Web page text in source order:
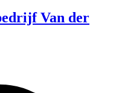
Van der